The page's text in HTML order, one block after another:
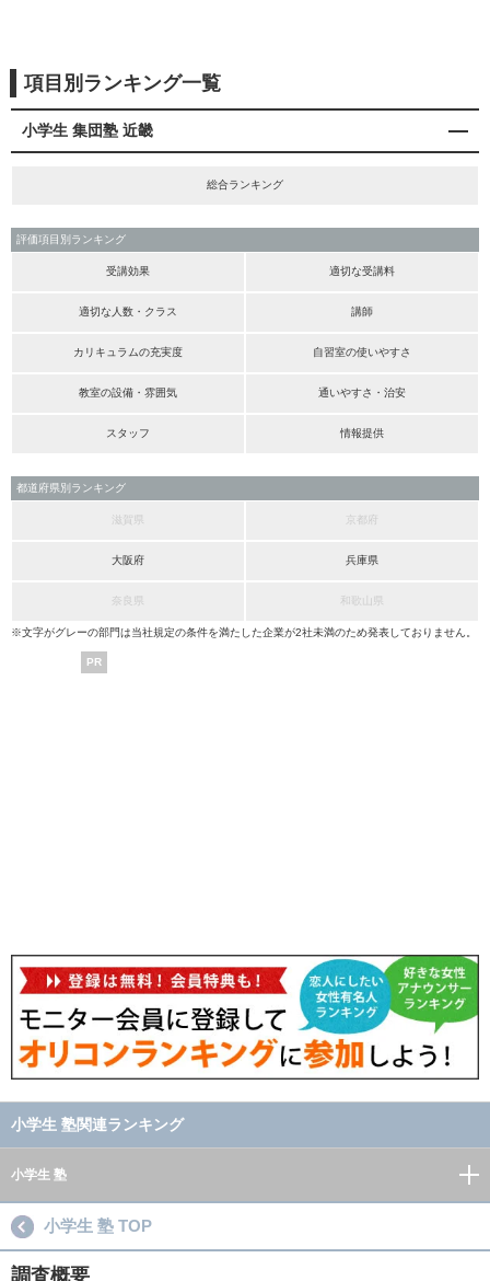
項目別ランキング一覧
小学生 集団塾 近畿
総合ランキング
評価項目別ランキング
受講効果 適切な受講料
適切な人数・クラス 講師
カリキュラムの充実度 自習室の使いやすさ
教室の設備・雰囲気 通いやすさ・治安
スタッフ 情報提供
都道府県別ランキング
滋賀県 京都府
大阪府 兵庫県
奈良県 和歌山県
※文字がグレーの部門は当社規定の条件を満たした企業が2社未満のため発表しておりません。
PR
小学生 塾関連ランキング
小学生 塾
小学生 塾 TOP
調査概要